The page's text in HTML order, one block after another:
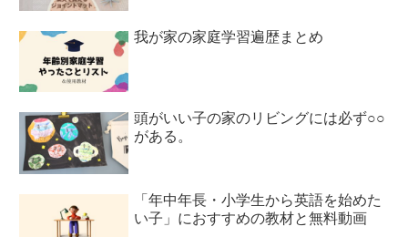
我が家の家庭学習遍歴まとめ
頭がいい子の家のリビングには必ず○○
がある。
「年中年長・小学生から英語を始めた
い子」におすすめの教材と無料動画